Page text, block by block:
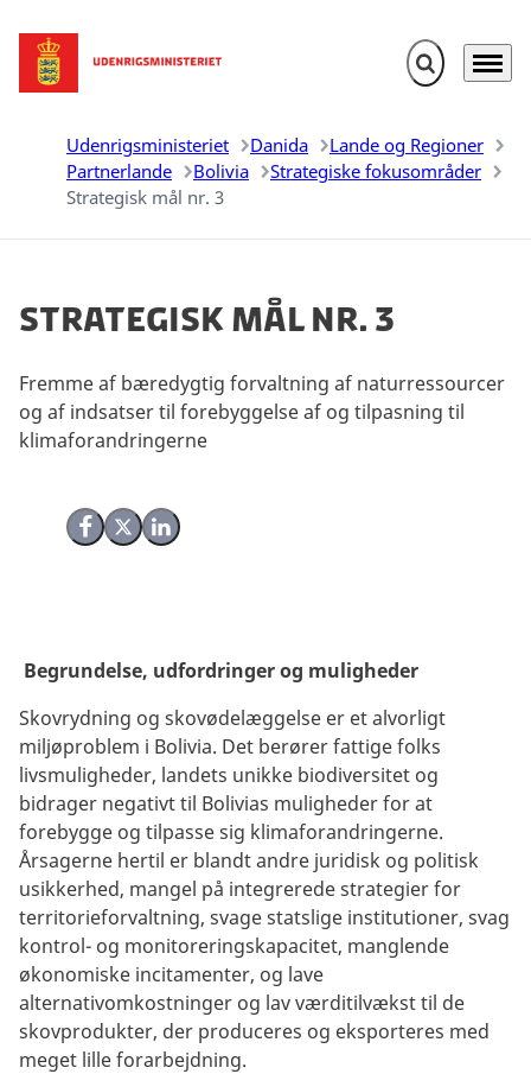
Gå til forsiden Fold søgefelt
Menu
Udenrigsministeriet Danida
Lande og Regioner
Partnerlande
Bolivia
Strategiske fokusområder
Strategisk mål nr. 3
Strategisk mål nr. 3
Del på Facebook
Del på X (Twitter)
Del på LinkedIn
Fremme af bæredygtig forvaltning af naturressourcer
og af indsatser til forebyggelse af og tilpasning til
klimaforandringerne
Begrundelse, udfordringer og muligheder
Skovrydning og skovødelæggelse er et alvorligt
miljøproblem i Bolivia. Det berører fattige folks
livsmuligheder, landets unikke biodiversitet og
bidrager negativt til Bolivias muligheder for at
forebygge og tilpasse sig klimaforandringerne.
Årsagerne hertil er blandt andre juridisk og politisk
usikkerhed, mangel på integrerede strategier for
territorieforvaltning, svage statslige institutioner, svag
kontrol- og monitoreringskapacitet, manglende
økonomiske incitamenter, og lave
alternativomkostninger og lav værditilvækst til de
skovprodukter, der produceres og eksporteres med
meget lille forarbejdning.